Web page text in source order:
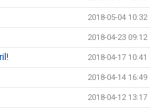
2018-05-04 10:32
2018-04-23 09:12
2018-04-17 10:41
2018-04-14 16:49
2018-04-12 13:17